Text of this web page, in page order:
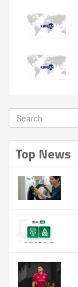
Top News